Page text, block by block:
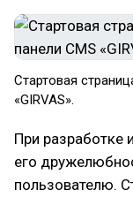
Стартовая
«GIRVAS».
При разработке
его
пользователю.